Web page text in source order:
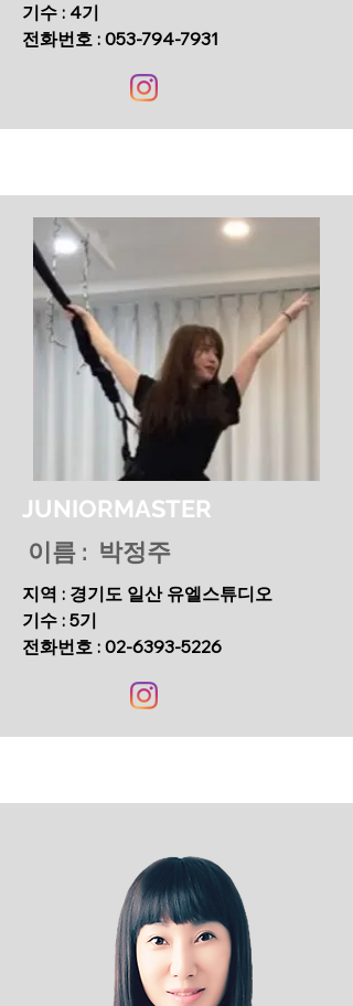
기수 : 4기
​전화번호 : 053-794-7931
JUNIORMASTER
이름 : 박정주
지역 : 경기도 일산 유엘스튜디오
기수 : 5기
​전화번호 : 02-6393-5226